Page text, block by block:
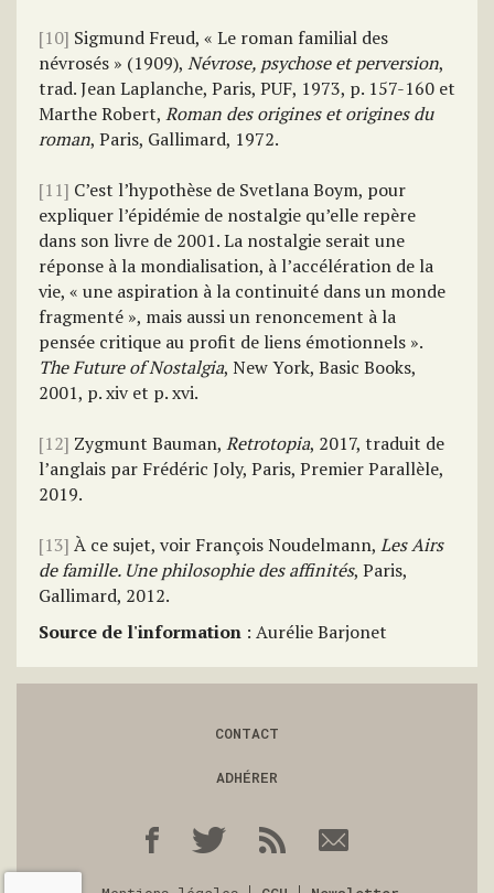
[10] Sigmund Freud, « Le roman familial des
névrosés » (1909), Névrose, psychose et perversion,
trad. Jean Laplanche, Paris, PUF, 1973, p. 157-160 et
Marthe Robert, Roman des origines et origines du
roman, Paris, Gallimard, 1972.
[11] C’est l’hypothèse de Svetlana Boym, pour
expliquer l’épidémie de nostalgie qu’elle repère
dans son livre de 2001. La nostalgie serait une
réponse à la mondialisation, à l’accélération de la
vie, « une aspiration à la continuité dans un monde
fragmenté », mais aussi un renoncement à la
pensée critique au profit de liens émotionnels ».
The Future of Nostalgia, New York, Basic Books,
2001, p. xiv et p. xvi.
[12] Zygmunt Bauman, Retrotopia, 2017, traduit de
l’anglais par Frédéric Joly, Paris, Premier Parallèle,
2019.
[13] À ce sujet, voir François Noudelmann, Les Airs
de famille. Une philosophie des affinités, Paris,
Gallimard, 2012.
Source de l'information : Aurélie Barjonet
CONTACT
ADHÉRER